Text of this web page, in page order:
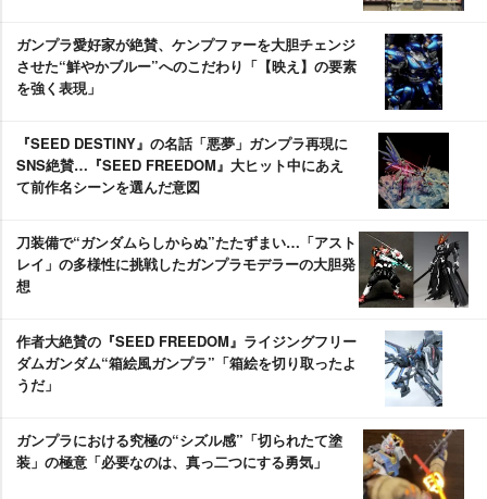
ガンプラ愛好家が絶賛、ケンプファーを大胆チェンジ
させた“鮮やかブルー”へのこだわり「【映え】の要素
を強く表現」
『SEED DESTINY』の名話「悪夢」ガンプラ再現に
SNS絶賛…『SEED FREEDOM』大ヒット中にあえ
て前作名シーンを選んだ意図
刀装備で“ガンダムらしからぬ”たたずまい…「アスト
レイ」の多様性に挑戦したガンプラモデラーの大胆発
想
作者大絶賛の『SEED FREEDOM』ライジングフリー
ダムガンダム“箱絵風ガンプラ”「箱絵を切り取ったよ
うだ」
ガンプラにおける究極の“シズル感”「切られたて塗
装」の極意「必要なのは、真っ二つにする勇気」